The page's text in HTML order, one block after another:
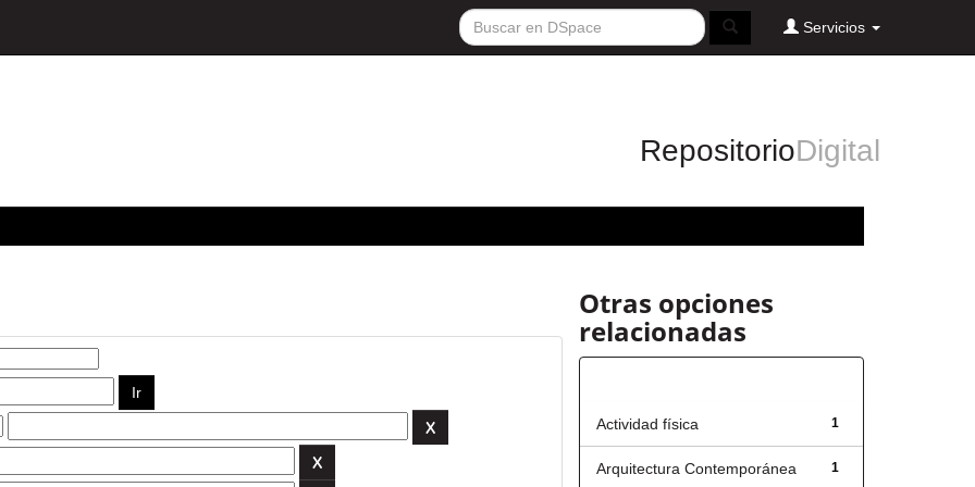
Servicios
RepositorioDigital
Otras opciones
relacionadas
1
Actividad física
1
Arquitectura Contemporánea